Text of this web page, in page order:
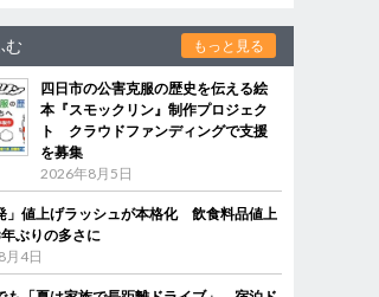
む もっと見る
四日市の公害克服の歴史を伝える絵
本『スモックリン』制作プロジェク
ト クラウドファンディングで支援
を募集
2026年8月5日
」値上げラッシュが本格化 飲食料品値上
ぶりの多さに
月4日